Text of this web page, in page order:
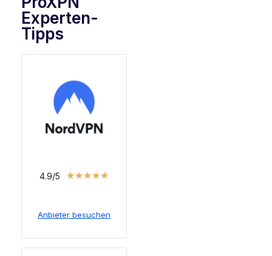
Experten-
Tipps
4.9/5 ★★★★★
Anbieter besuchen